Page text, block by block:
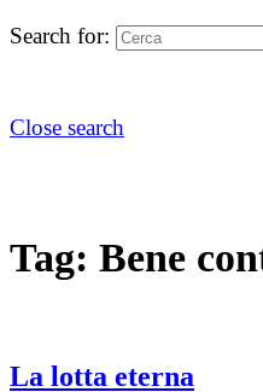
Search for:
Close search
Tag: Bene
La lotta eterna